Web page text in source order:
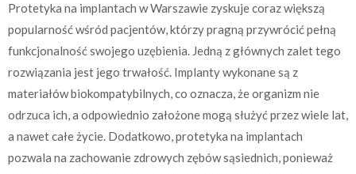
Protetyka na implantach w Warszawie zyskuje coraz większą
popularność wśród pacjentów, którzy pragną przywrócić pełną
funkcjonalność swojego uzębienia. Jedną z głównych zalet tego
rozwiązania jest jego trwałość. Implanty wykonane są z
materiałów biokompatybilnych, co oznacza, że organizm nie
odrzuca ich, a odpowiednio założone mogą służyć przez wiele lat,
a nawet całe życie. Dodatkowo, protetyka na implantach
pozwala na zachowanie zdrowych zębów sąsiednich, ponieważ